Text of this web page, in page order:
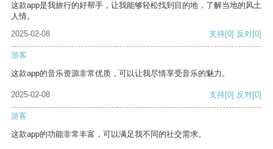
这款app是我旅行的好帮手，让我能够轻松找到目的地，了解当地的风土
人情。
2025-02-08
支持[0] 反对[0]
游客
这款app的音乐资源非常优质，可以让我尽情享受音乐的魅力。
2025-02-08 支持[0] 反对[0]
游客
这款app的功能非常丰富，可以满足我不同的社交需求。